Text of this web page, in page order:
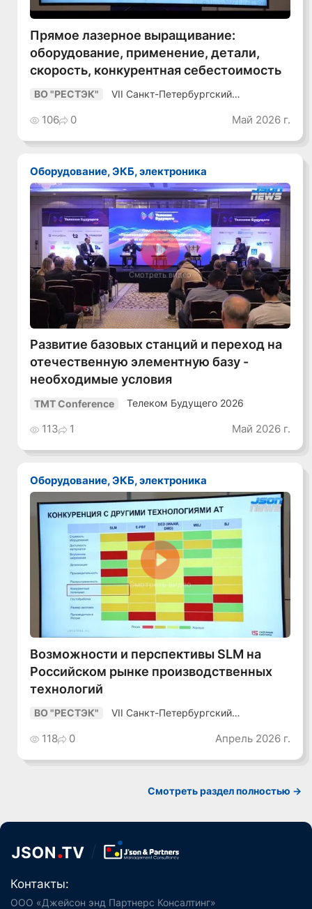
Прямое лазерное выращивание:
оборудование, применение, детали,
скорость, конкурентная себестоимость
ВО "РЕСТЭК"
VII Санкт-Петербургский
106 0 Май 2026 г.
Оборудование, ЭКБ, электроника
Смотреть видео
Развитие базовых станций и переход на
отечественную элементную базу -
необходимые условия
TMT Conference Телеком Будущего 2026
113 1 Май 2026 г.
Оборудование, ЭКБ, электроника
Смотреть видео
Возможности и перспективы SLM на
Российском рынке производственных
технологий
ВО "РЕСТЭК"
VII Санкт-Петербургский
118 0 Апрель 2026 г.
Смотреть раздел полностью ->
Контакты:
ООО «Джейсон энд Партнерс Консалтинг»